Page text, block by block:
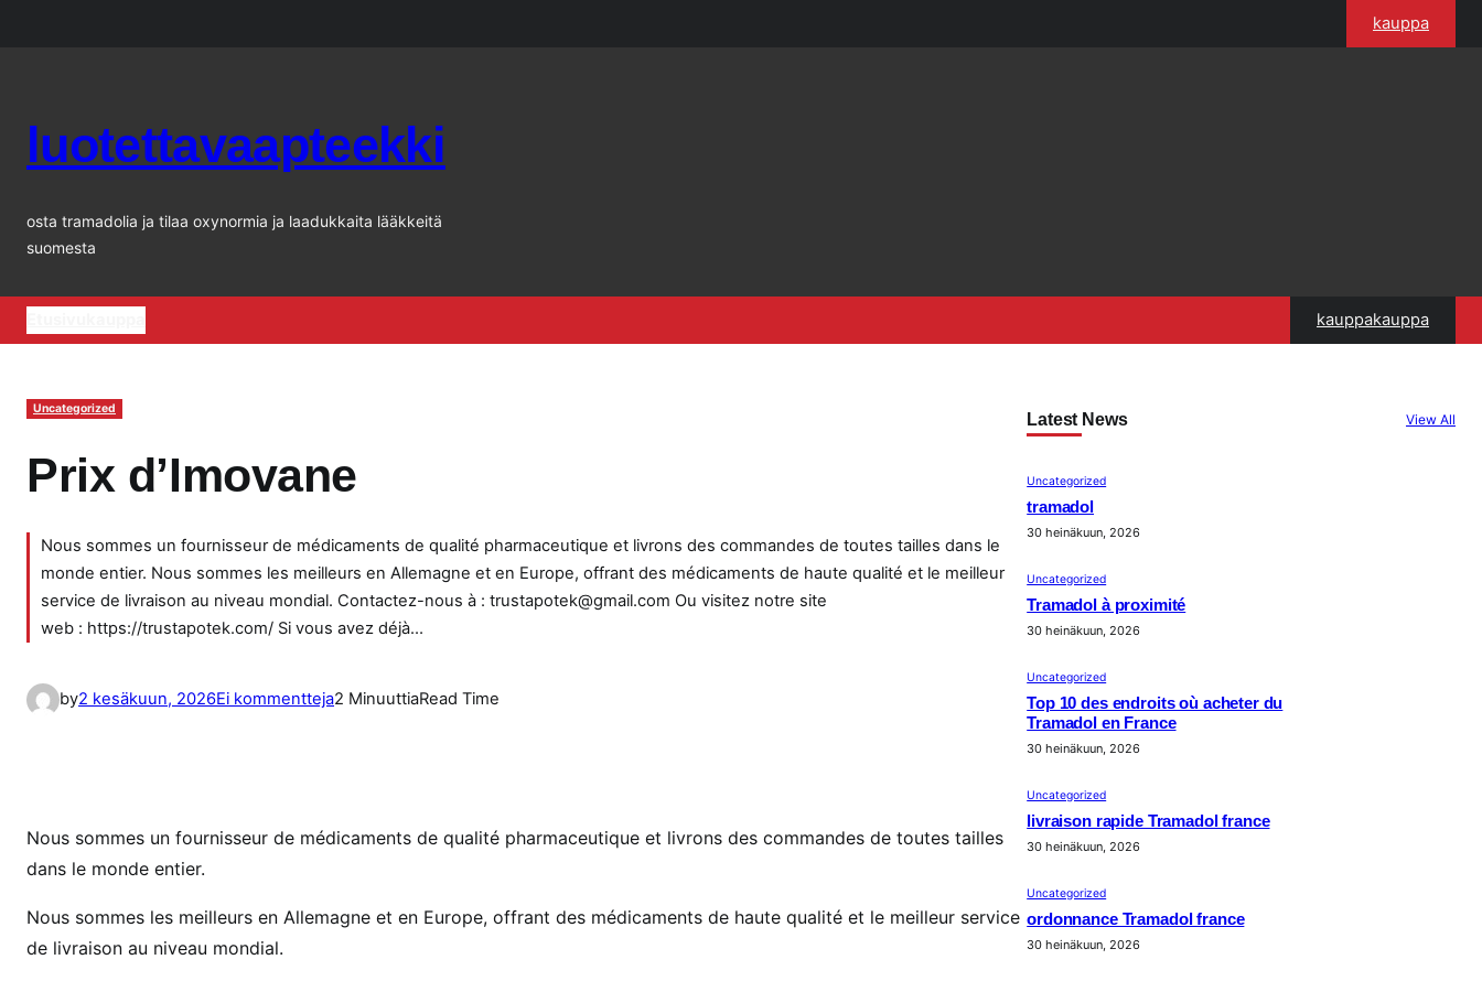
kauppa
luotettavaapteekki
osta tramadolia ja tilaa oxynormia ja laadukkaita lääkkeitä
suomesta
kauppakauppa
Uncategorized
Prix d’Imovane
Nous sommes un fournisseur de médicaments de qualité pharmaceutique et livrons des commandes de toutes tailles dans le
monde entier. Nous sommes les meilleurs en Allemagne et en Europe, offrant des médicaments de haute qualité et le meilleur
service de livraison au niveau mondial. Contactez-nous à : trustapotek@gmail.com Ou visitez notre site
web : https://trustapotek.com/ Si vous avez déjà…
by2 kesäkuun, 2026Ei kommenttejaa
k
i
2 MinuuttiaRead Time
Nous sommes un fournisseur de médicaments de qualité pharmaceutique et livrons des commandes de toutes tailles
dans le monde entier.
Nous sommes les meilleurs en Allemagne et en Europe, offrant des médicaments de haute qualité et le meilleur service
de livraison au niveau mondial.
Latest News View All
Uncategorized
tramadol
30 heinäkuun, 2026
Uncategorized
Tramadol à proximité
30 heinäkuun, 2026
Uncategorized
Top 10 des endroits où acheter du
Tramadol en France
30 heinäkuun, 2026
Uncategorized
livraison rapide Tramadol france
30 heinäkuun, 2026
Uncategorized
ordonnance Tramadol france
30 heinäkuun, 2026